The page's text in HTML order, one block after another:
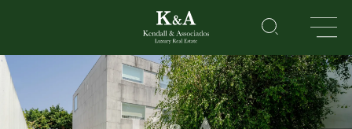
IMÓVEIS